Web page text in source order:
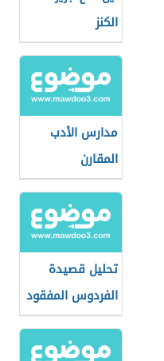
الكنز
مدارس الأدب
المقارن
تحليل قصيدة
الفردوس المفقود